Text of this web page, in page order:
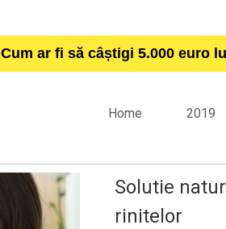
Cum ar fi să câștigi 5.000 euro
Home 2019
Solutie
rinitelor